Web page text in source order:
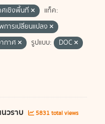
เชิงพื้นที่
แท็ค:
ารเปลี่ยนแปลง
กาศ รูปแบบ:
DOC
วราบ
5831 total views